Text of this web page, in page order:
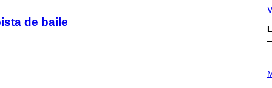
de baile
H